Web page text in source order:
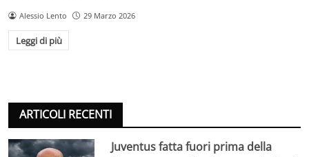
Alessio Lento 29 Marzo 2026
Leggi di più
ARTICOLI RECENTI
Juventus fatta fuori prima della